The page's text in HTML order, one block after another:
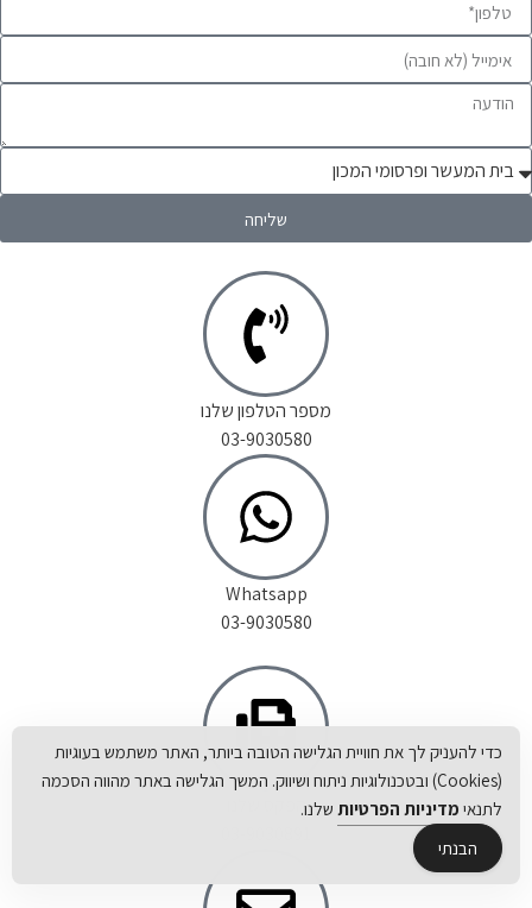
שליחה
מספר הטלפון שלנו
03-9030580
Whatsapp
03-9030580
הפקס שלנו
כדי להעניק לך את חוויית הגלישה הטובה ביותר, האתר משתמש בעוגיות
(Cookies) ובטכנולוגיות ניתוח ושיווק. המשך הגלישה באתר מהווה הסכמה
לתנאי מדיניות הפרטיות שלנו.
הבנתי